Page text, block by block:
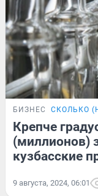
БИЗНЕС СКОЛЬКО
Крепче
(миллионов)
кузбасские
9 августа, 2024, 06:01